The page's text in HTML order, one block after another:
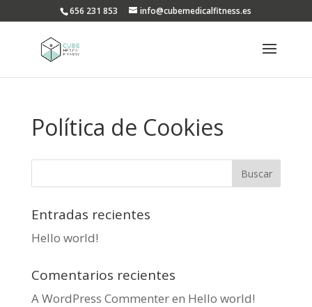
656 231 853 info@cubemedicalfitness.es
Política de Cookies
Entradas recientes
Hello world!
Comentarios recientes
A WordPress Commenteren Hello world!